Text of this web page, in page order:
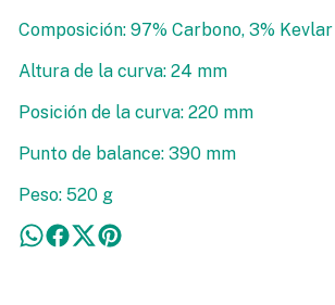
Composición: 97% Carbono, 3% Kevlar
Altura de la curva: 24 mm
Posición de la curva: 220 mm
Punto de balance: 390 mm
Peso: 520 g